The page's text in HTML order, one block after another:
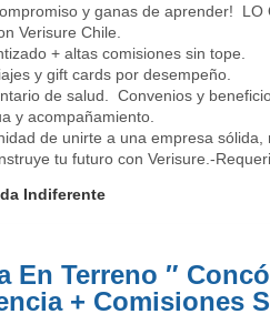
y ganas de aprender! LO
Verisure Chile.
+ altas comisiones sin tope.
y gift cards por desempeño.
de salud. Convenios y
y acompañamiento.
de unirte a una empresa sólida,
tu futuro con Verisure.-
Indiferente
En Terreno ″
+ Comisiones